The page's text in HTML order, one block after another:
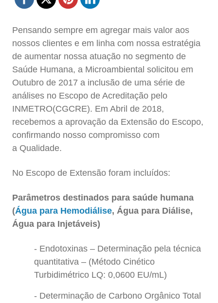
Pensando sempre em agregar mais valor aos
nossos clientes e em linha com nossa estratégia
de aumentar nossa atuação no segmento de
Saúde Humana, a Microambiental solicitou em
Outubro de 2017 a inclusão de uma série de
análises no Escopo de Acreditação pelo
INMETRO(CGCRE). Em Abril de 2018,
recebemos a aprovação da Extensão do Escopo,
confirmando nosso compromisso com
a Qualidade.
No Escopo de Extensão foram incluídos:
Parâmetros destinados para saúde humana
(Água para Hemodiálise, Água para Diálise,
Água para Injetáveis)
Endotoxinas – Determinação pela técnica
quantitativa – (Método Cinético
Turbidimétrico LQ: 0,0600 EU/mL)
Determinação de Carbono Orgânico Total